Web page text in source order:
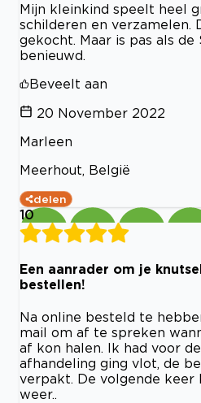
Mijn kleinkind speelt heel
schilderen en verzamelen.
gekocht. Maar is pas als
benieuwd.
Beveelt aan
20 November 2022
Marleen
Meerhout, België
delen
10
Een aanrader om je
bestellen!
Na online besteld te
mail om af te spreken
af kon halen. Ik had voor
afhandeling ging vlot, de
verpakt. De volgende
weer..